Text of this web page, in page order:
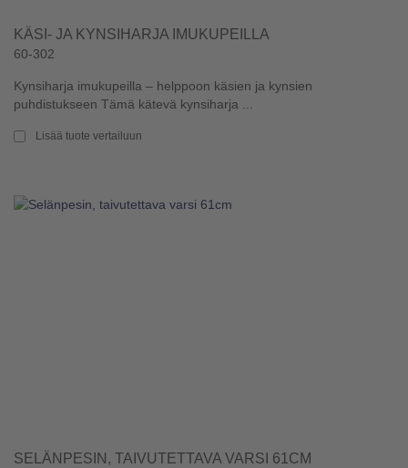
KÄSI- JA KYNSIHARJA IMUKUPEILLA
60-302
Kynsiharja imukupeilla – helppoon käsien ja kynsien
puhdistukseen Tämä kätevä kynsiharja ...
Lisää tuote vertailuun
SELÄNPESIN, TAIVUTETTAVA VARSI 61CM